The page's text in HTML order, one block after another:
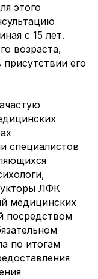
этого
с 15 лет.
возраста,
его
специалистов
ЛФК
медицинских
посредством
по итогам